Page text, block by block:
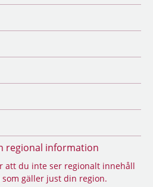
regional information
att du inte ser regionalt innehåll
gäller just din region.